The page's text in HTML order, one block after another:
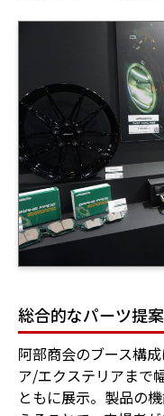
総合的なパーツ提
阿部商会のブース構
ア/エクステリアまで
ともに展示。製品の